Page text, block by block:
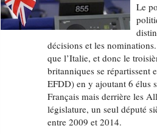
Le
décisions et les
que l’Italie, et donc le
britanniques se répartissent
EFDD) en y ajoutant 6 élus
Français mais derrière les
législature, un seul député
entre 2009 et 2014.